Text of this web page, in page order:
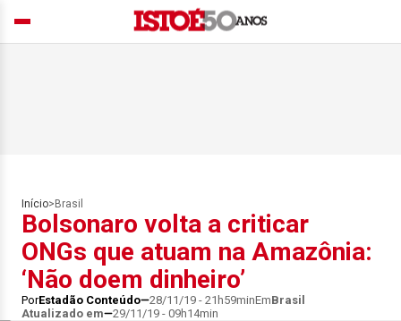
Início> Brasil
Bolsonaro volta a criticar
ONGs que atuam na Amazônia:
‘Não doem dinheiro’
PorEstadão Conteúdo 28/11/19 - 21h59minEmBrasil
Atualizado em
29/11/19 - 09h14min